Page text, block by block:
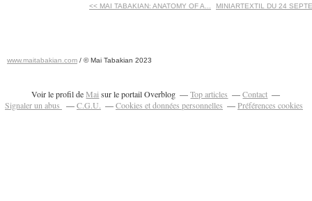
<< MAI TABAKIAN: ANATOMY OF A... MINIARTEXTIL DU 24
www.maitabakian.com / © Mai Tabakian 2023
Voir le profil deMai sur le portail Overblog Top articles
Contact
Signaler un abus
C.G.U. Cookies et données personnelles Préférences cookies